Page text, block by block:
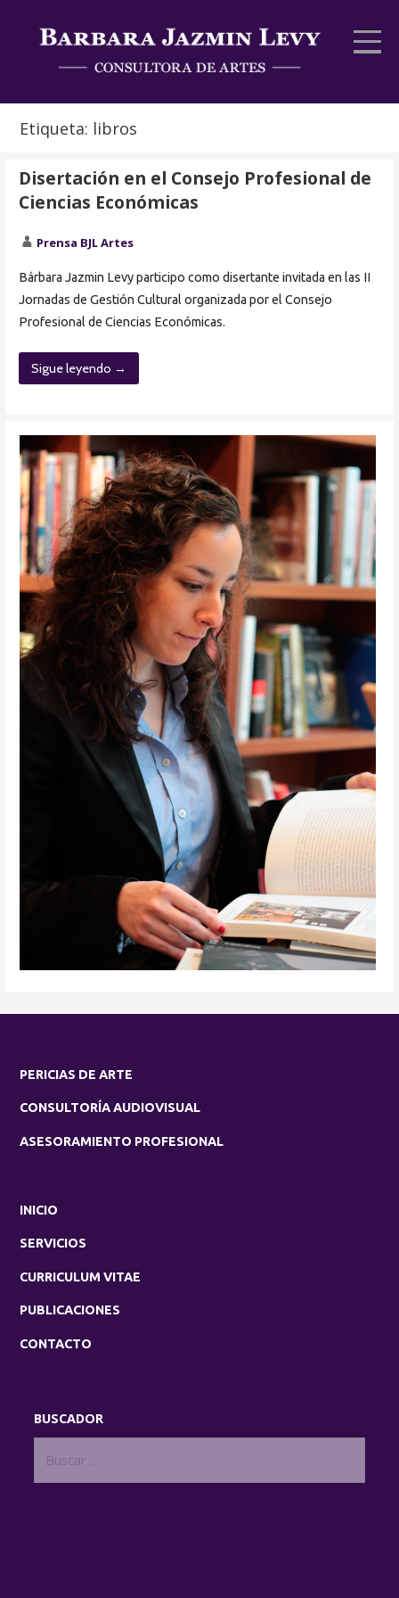
BJL Artes
Consultora de Artes y Cultura
Etiqueta: libros
Disertación en el Consejo Profesional de
Ciencias Económicas
Prensa BJL Artes
Bárbara Jazmin Levy participo como disertante invitada en las II
Jornadas de Gestión Cultural organizada por el Consejo
Profesional de Ciencias Económicas.
Sigue leyendo →
PERICIAS DE ARTE
CONSULTORÍA AUDIOVISUAL
ASESORAMIENTO PROFESIONAL
INICIO
SERVICIOS
CURRICULUM VITAE
PUBLICACIONES
CONTACTO
BUSCADOR